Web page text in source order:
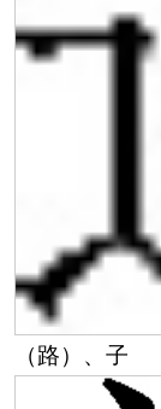
（路）、子